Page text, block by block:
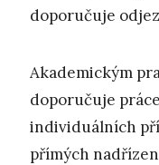
doporučuje
Akademickým
doporučuje
individuálních
přímých